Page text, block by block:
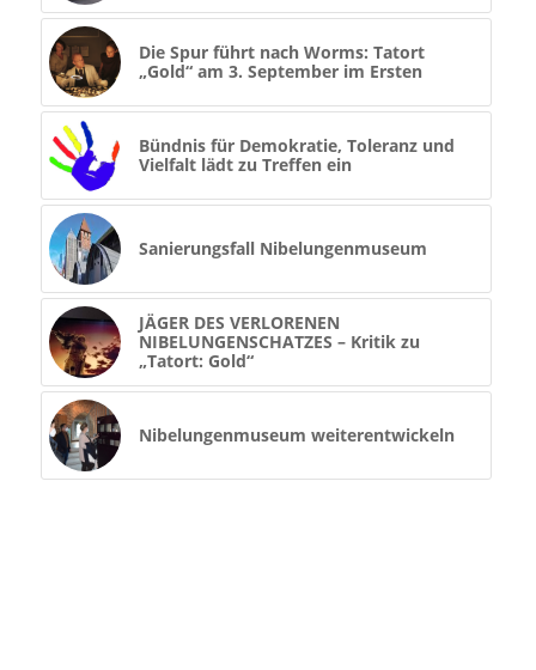
Die Spur führt nach Worms: Tatort
„Gold“ am 3. September im Ersten
Bündnis für Demokratie, Toleranz und
Vielfalt lädt zu Treffen ein
Sanierungsfall Nibelungenmuseum
JÄGER DES VERLORENEN
NIBELUNGENSCHATZES – Kritik zu
„Tatort: Gold“
Nibelungenmuseum weiterentwickeln